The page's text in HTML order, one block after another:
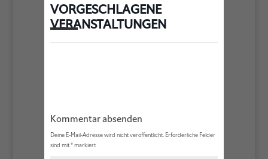
VORGESCHLAGENE
VERANSTALTUNGEN
Kommentar absenden
Deine E-Mail-Adresse wird nicht veröffentlicht. Erforderliche Felder
sind mit*markiert